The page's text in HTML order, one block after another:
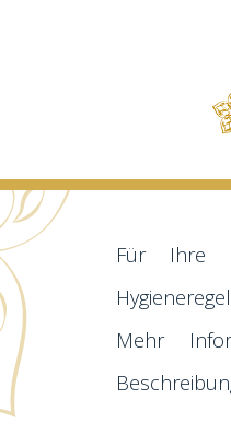
Für Ihre
Mehr